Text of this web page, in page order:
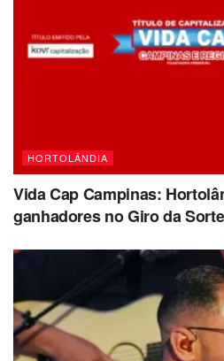
HORTOLÂNDIA
Vida Cap Campinas:
ganhadores no Giro da Sorte